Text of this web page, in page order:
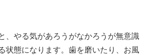
、やる気があろうがなかろうが無意識
状態になります。歯を磨いたり、お風